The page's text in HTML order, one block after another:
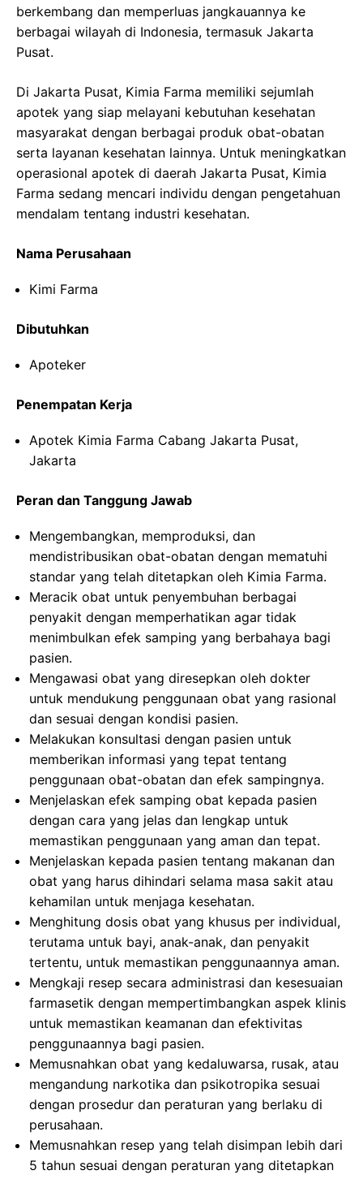
berkembang dan memperluas jangkauannya ke
berbagai wilayah di Indonesia, termasuk Jakarta
Pusat.
Di Jakarta Pusat, Kimia Farma memiliki sejumlah
apotek yang siap melayani kebutuhan kesehatan
masyarakat dengan berbagai produk obat-obatan
serta layanan kesehatan lainnya. Untuk meningkatkan
operasional apotek di daerah Jakarta Pusat, Kimia
Farma sedang mencari individu dengan pengetahuan
mendalam tentang industri kesehatan.
Nama Perusahaan
Kimi Farma
Dibutuhkan
Apoteker
Penempatan Kerja
Apotek Kimia Farma Cabang Jakarta Pusat,
Jakarta
Peran dan Tanggung Jawab
Mengembangkan, memproduksi, dan
mendistribusikan obat-obatan dengan mematuhi
standar yang telah ditetapkan oleh Kimia Farma.
Meracik obat untuk penyembuhan berbagai
penyakit dengan memperhatikan agar tidak
menimbulkan efek samping yang berbahaya bagi
pasien.
Mengawasi obat yang diresepkan oleh dokter
untuk mendukung penggunaan obat yang rasional
dan sesuai dengan kondisi pasien.
Melakukan konsultasi dengan pasien untuk
memberikan informasi yang tepat tentang
penggunaan obat-obatan dan efek sampingnya.
Menjelaskan efek samping obat kepada pasien
dengan cara yang jelas dan lengkap untuk
memastikan penggunaan yang aman dan tepat.
Menjelaskan kepada pasien tentang makanan dan
obat yang harus dihindari selama masa sakit atau
kehamilan untuk menjaga kesehatan.
Menghitung dosis obat yang khusus per individual,
terutama untuk bayi, anak-anak, dan penyakit
tertentu, untuk memastikan penggunaannya aman.
Mengkaji resep secara administrasi dan kesesuaian
farmasetik dengan mempertimbangkan aspek klinis
untuk memastikan keamanan dan efektivitas
penggunaannya bagi pasien.
Memusnahkan obat yang kedaluwarsa, rusak, atau
mengandung narkotika dan psikotropika sesuai
dengan prosedur dan peraturan yang berlaku di
perusahaan.
Memusnahkan resep yang telah disimpan lebih dari
5 tahun sesuai dengan peraturan yang ditetapkan